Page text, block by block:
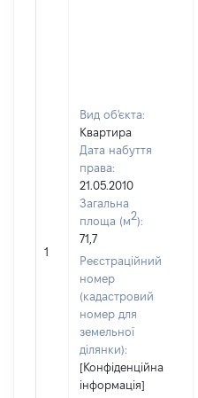
1
Вид об'єкта:
Квартира
Дата набуття
права:
21.05.2010
Загальна
площа (м2):
71,7
Реєстраційний
номер
(кадастровий
номер для
земельної
ділянки):
[Конфіденційна
інформація]